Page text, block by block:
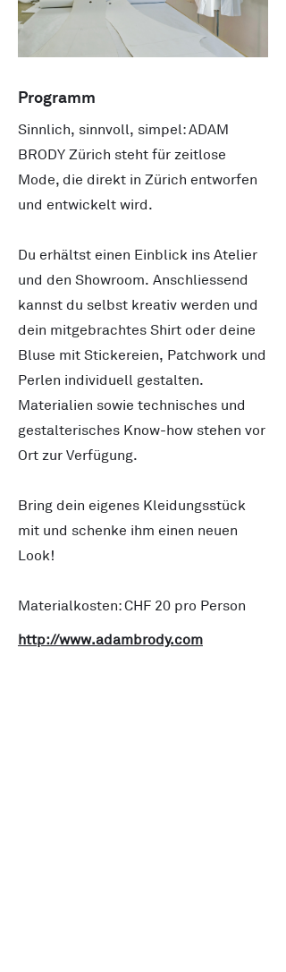
Programm
Sinnlich, sinnvoll, simpel: ADAM
BRODY Zürich steht für zeitlose
Mode, die direkt in Zürich entworfen
und entwickelt wird.
Du erhältst einen Einblick ins Atelier
und den Showroom. Anschliessend
kannst du selbst kreativ werden und
dein mitgebrachtes Shirt oder deine
Bluse mit Stickereien, Patchwork und
Perlen individuell gestalten.
Materialien sowie technisches und
gestalterisches Know-how stehen vor
Ort zur Verfügung.
Bring dein eigenes Kleidungsstück
mit und schenke ihm einen neuen
Look!
Materialkosten: CHF 20 pro Person
http://www.adambrody.com